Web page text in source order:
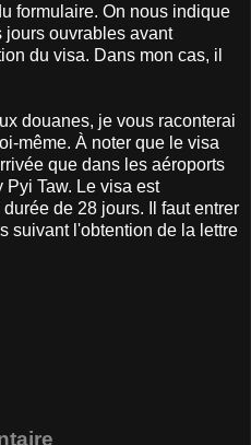
formulaire. On nous indique
jours ouvrables avant
du visa. Dans mon cas, il
douanes, je vous raconterai
même. À noter que le visa
que dans les aéroports
Taw. Le visa est
de 28 jours. Il faut entrer
suivant l'obtention de la lettre